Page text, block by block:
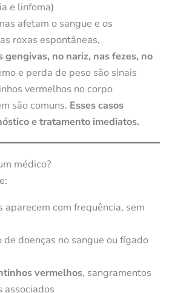
e linfoma)
afetam o sangue e os
roxas espontâneas,
gengivas, no nariz, nas fezes, no
e perda de peso são sinais
vermelhos no corpo
são comuns. Esses casos
e tratamento imediatos.
médico?
aparecem com frequência, sem
de doenças no sangue ou fígado
vermelhos, sangramentos
associados